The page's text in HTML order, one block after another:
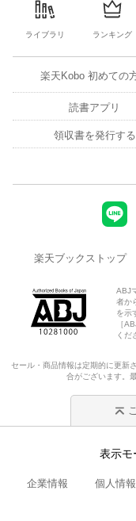
ライブラリ ランキング
楽天Kobo 初めての
読書アプリ
領収書を発行する
楽天ブックストップ
ABJ
者か
を示
［
くだ
セール・商品情報は定期的に更新
合がございます。
表示モ
企業情報 個人情